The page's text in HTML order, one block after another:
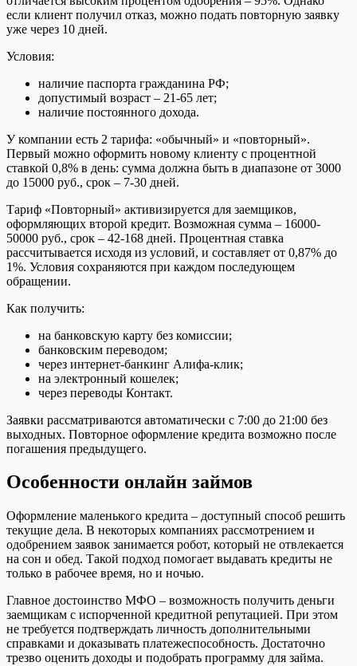
если клиент получил отказ, можно подать повторную заявку
уже через 10 дней.
Условия:
наличие паспорта гражданина РФ;
допустимый возраст – 21-65 лет;
наличие постоянного дохода.
У компании есть 2 тарифа: «обычный» и «повторный».
Первый можно оформить новому клиенту с процентной
ставкой 0,8% в день: сумма должна быть в диапазоне от 3000
до 15000 руб., срок – 7-30 дней.
Тариф «Повторный» активизируется для заемщиков,
оформляющих второй кредит. Возможная сумма – 16000-
50000 руб., срок – 42-168 дней. Процентная ставка
рассчитывается исходя из условий, и составляет от 0,87% до
1%. Условия сохраняются при каждом последующем
обращении.
Как получить:
на банковскую карту без комиссии;
банковским переводом;
через интернет-банкинг Алифа-клик;
на электронный кошелек;
через переводы Контакт.
Заявки рассматриваются автоматически с 7:00 до 21:00 без
выходных. Повторное оформление кредита возможно после
погашения предыдущего.
Особенности онлайн займов
Оформление маленького кредита – доступный способ решить
текущие дела. В некоторых компаниях рассмотрением и
одобрением заявок занимается робот, который не отвлекается
на сон и обед. Такой подход помогает выдавать кредиты не
только в рабочее время, но и ночью.
Главное достоинство МФО – возможность получить деньги
заемщикам с испорченной кредитной репутацией. При этом
не требуется подтверждать личность дополнительными
справками и доказывать платежеспособность. Достаточно
трезво оценить доходы и подобрать программу для займа.